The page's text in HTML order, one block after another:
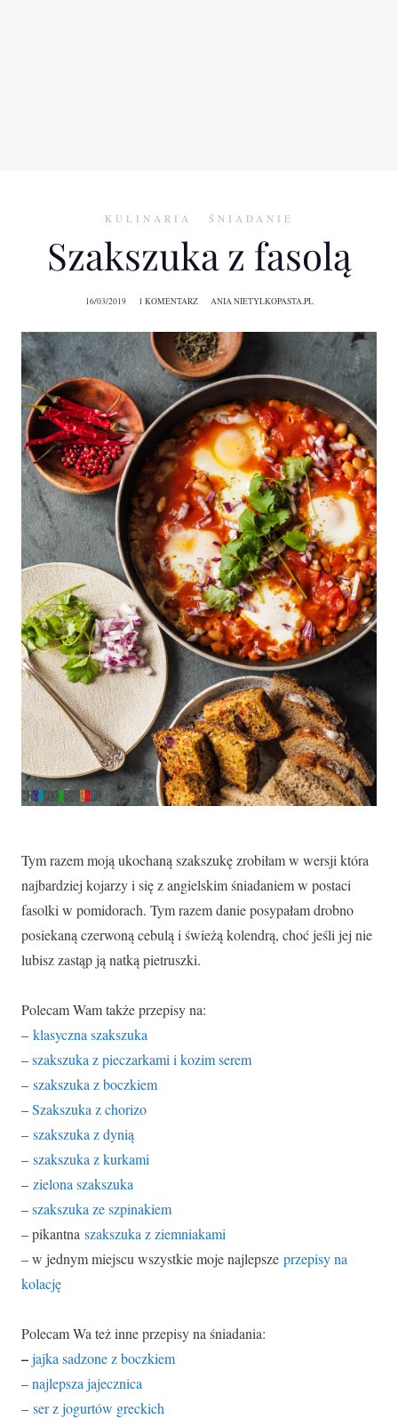
KULINARIA ŚNIADANIE
Szakszuka z fasolą
16/03/2019 1 KOMENTARZ ANIA NIETYLKOPASTA.PL
Tym razem moją ukochaną szakszukę zrobiłam w wersji która
najbardziej kojarzy i się z angielskim śniadaniem w postaci
fasolki w pomidorach. Tym razem danie posypałam drobno
posiekaną czerwoną cebulą i świeżą kolendrą, choć jeśli jej nie
lubisz zastąp ją natką pietruszki.
Polecam Wam także przepisy na:
– klasyczna szakszuka
–szakszuka z pieczarkami i kozim serem
– szakszuka z boczkiem
–Szakszuka z chorizo
– szakszuka z dynią
– szakszuka z kurkami
– zielona szakszuka
–szakszuka ze szpinakiem
– pikantna szakszuka z ziemniakami
– w jednym miejscu wszystkie moje najlepsze przepisy na
kolację
Polecam Wa też inne przepisy na śniadania:
–jajka sadzone z boczkiem
–najlepsza jajecznica
– ser z jogurtów greckich